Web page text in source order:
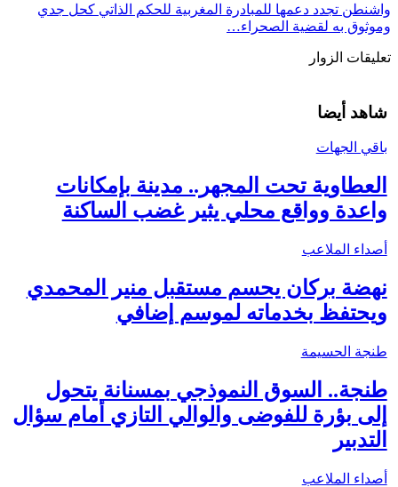
واشنطن تجدد دعمها للمبادرة المغربية للحكم الذاتي كحل جدي
وموثوق به لقضية الصحراء…
تعليقات الزوار
شاهد أيضا
باقي الجهات
العطاوية تحت المجهر.. مدينة بإمكانات
واعدة وواقع محلي يثير غضب الساكنة
أصداء الملاعب
نهضة بركان يحسم مستقبل منير المحمدي
ويحتفظ بخدماته لموسم إضافي
طنجة الحسيمة
طنجة.. السوق النموذجي بمسنانة يتحول
إلى بؤرة للفوضى والوالي التازي أمام سؤال
التدبير
أصداء الملاعب